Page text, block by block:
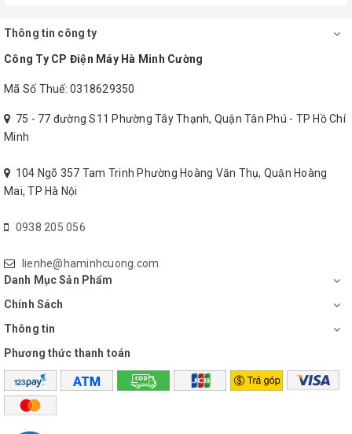
Thông tin công ty
Công Ty CP Điện Máy Hà Minh Cường
Mã Số Thuế: 0318629350
75 - 77 đường S11 Phường Tây Thạnh, Quận Tân Phú - TP Hồ Chí
Minh
104 Ngõ 357 Tam Trinh Phường Hoàng Văn Thụ, Quận Hoàng
Mai, TP Hà Nội
0938 205 056
lienhe@haminhcuong.com
Danh Mục Sản Phẩm
Chính Sách
Thông tin
Phương thức thanh toán